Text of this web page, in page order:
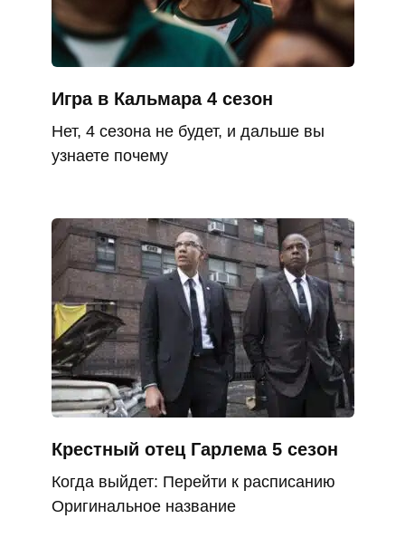
Игра в Кальмара 4 сезон
Нет, 4 сезона не будет, и дальше вы
узнаете почему
Крестный отец Гарлема 5 сезон
Когда выйдет: Перейти к расписанию
Оригинальное название